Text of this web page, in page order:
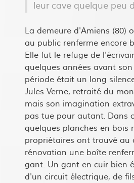
leur cave quelque peu
La demeure d'Amiens (80)
au public renferme encore
Elle fut le refuge de
quelques années avant
période était un long
Jules Verne, retraité du
mais son imagination
pas tue pour autant. Dans
quelques planches en bois
propriétaires ont trouvé au
rénovation une boîte
gant. Un gant en cuir bien
d'un circuit électrique, de